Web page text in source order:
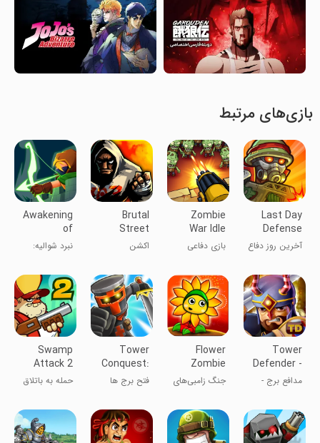
بازی‌های مرتبط
Last Day
Defense
آخرین روز دفاع
Zombie
War Idle
Defense
Game
بازی دفاعی
بی‌کار
Brutal
Street
اکشن
Awakening
of
Guardians
نبرد شوالیه:
Tower
Defender -
Defense
game
مدافع برج -
Flower
Zombie
War
جنگ زامبی‌های
Tower
Conquest:
Tower
Defense
فتح برج ها
Swamp
Attack 2
حمله به باتلاق